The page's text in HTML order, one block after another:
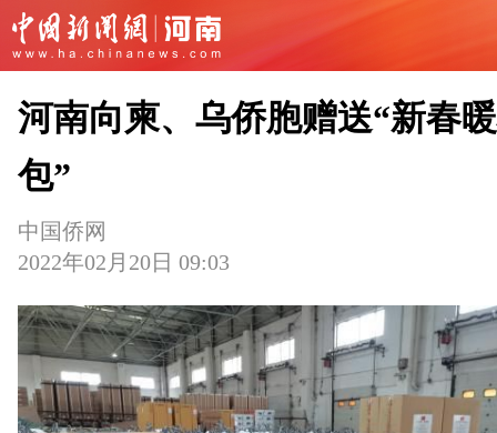
河南向柬、乌侨胞赠送“新春
包”
中国侨网
2022年02月20日 09:03